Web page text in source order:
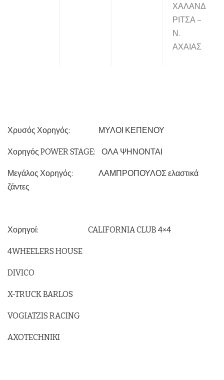
ΧΑΛΑΝΔ
ΡΙΤΣΑ –
Ν.
ΑΧΑΙΑΣ
Χρυσός Χορηγός: ΜΥΛΟΙ ΚΕΠΕΝΟΥ
Χορηγός POWER STAGE: ΟΛΑ ΨΗΝΟΝΤΑΙ
Μεγάλος Χορηγός: ΛΑΜΠΡΟΠΟΥΛΟΣ ελαστικά
ζάντες
Χορηγοί: CALIFORNIA CLUB 4×4
4WHEELERS HOUSE
DIVICO
X-TRUCK BARLOS
VOGIATZIS RACING
AXOTECHNIKI